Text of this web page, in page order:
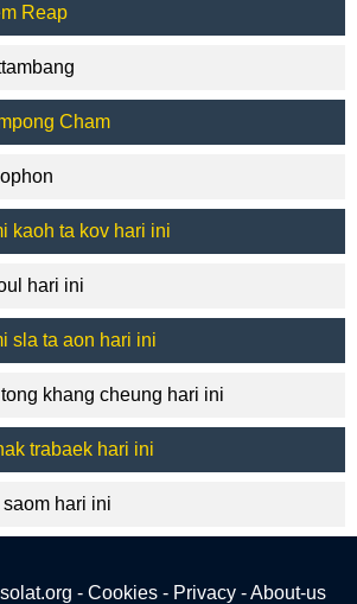
Reap
Cham
kaoh ta kov hari ini
hari ini
sla ta aon hari ini
khang cheung hari ini
trabaek hari ini
hari ini
- Cookies- Privacy-About-us